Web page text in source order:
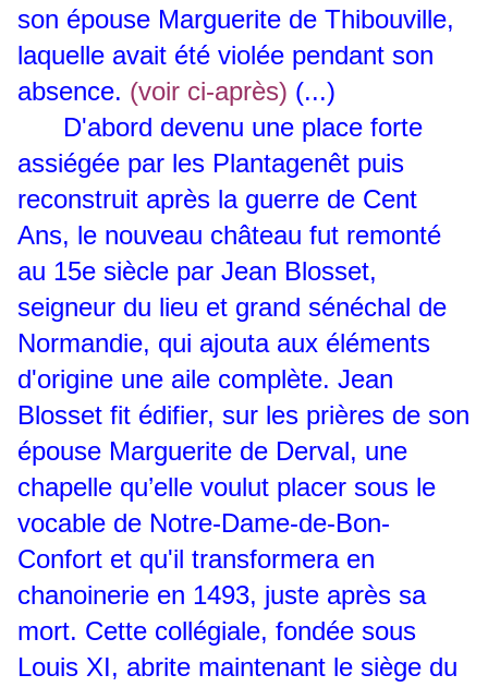
son épouse Marguerite de Thibouville,
laquelle avait été violée pendant son
absence. (voir ci-après) (...)
D'abord devenu une place forte
assiégée par les Plantagenêt puis
reconstruit après la guerre de Cent
Ans, le nouveau château fut remonté
au 15e siècle par Jean Blosset,
seigneur du lieu et grand sénéchal de
Normandie, qui ajouta aux éléments
d'origine une aile complète. Jean
Blosset fit édifier, sur les prières de son
épouse Marguerite de Derval, une
chapelle qu’elle voulut placer sous le
vocable de Notre-Dame-de-Bon-
Confort et qu'il transformera en
chanoinerie en 1493, juste après sa
mort. Cette collégiale, fondée sous
Louis XI, abrite maintenant le siège du